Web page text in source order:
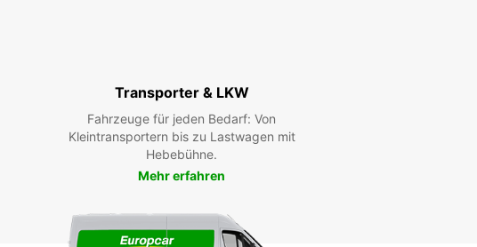
Transporter & LKW
Fahrzeuge für jeden Bedarf: Von
Kleintransportern bis zu Lastwagen mit
Hebebühne.
Mehr erfahren